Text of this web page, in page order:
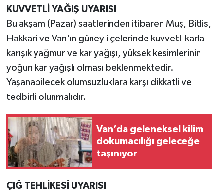
KUVVETLİ YAĞIŞ UYARISI
Bu akşam (Pazar) saatlerinden itibaren Muş, Bitlis,
Hakkari ve Van'ın güney ilçelerinde kuvvetli karla
karışık yağmur ve kar yağışı, yüksek kesimlerinin
yoğun kar yağışlı olması beklenmektedir.
Yaşanabilecek olumsuzluklara karşı dikkatli ve
tedbirli olunmalıdır.
Van’da geleneksel kilim
dokumacılığı geleceğe
taşınıyor
ÇIĞ TEHLİKESİ UYARISI